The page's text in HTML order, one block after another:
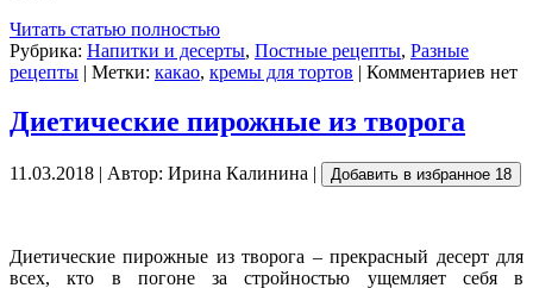
Читать статью полностью
Рубрика: Напитки и десерты, Постные рецепты, Разные
рецепты | Метки: какао, кремы для тортов | Комментариев нет
Диетические пирожные из творога
11.03.2018 | Автор: Ирина Калинина | Добавить в избранное 18
Диетические пирожные из творога – прекрасный десерт для
всех, кто в погоне за стройностью ущемляет себя в